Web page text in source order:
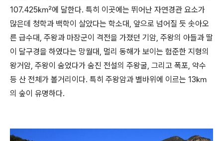
107.425㎢에 달한다. 특히 이곳에는 뛰어난 자연경관 요소가
많은데 청학과 백학이 살았다는 학소대, 앞으로 넘어질 듯 솟아오
른 급수대, 주왕과 마장군이 격전을 가졌던 기암, 주왕의 아들과 딸
이 달구경을 하였다는 망월대, 멀리 동해가 보이는 험준한 지형의
왕거암, 주왕이 숨었다가 숨진 전설의 주왕굴, 그리고 폭포, 약수
등 산 전체가 볼거리이다. 특히 주왕암과 별바위에 이르는 13㎞
의 숲이 유명하다.